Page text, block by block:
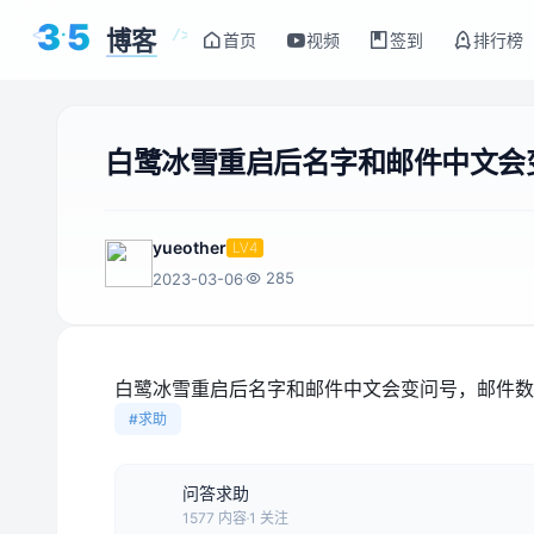
< />
35 博客 首页 视频 签到 排行榜
白鹭冰雪重启后名字和邮件中文
yueother LV4
2023-03-06 285
白鹭冰雪重启后名字和邮件中文会变问号，邮件
#求助
问答求助
1577 内容 1 关注